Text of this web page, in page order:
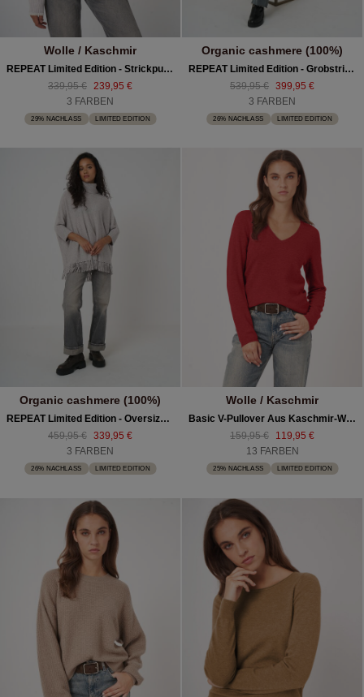
Wolle / Kaschmir
REPEAT Limited Edition - Strickpullover Mit Häkeldetails
339,95 €
239,95 €
3 FARBEN
29% NACHLASS LIMITED EDITION
Organic cashmere (100%)
REPEAT Limited Edition - Grobstrickpullover Aus Kaschmir
539,95 € 399,95 €
3 FARBEN
26% NACHLASS LIMITED EDITION
Organic cashmere (100%)
REPEAT Limited Edition - Oversized Kaschmirponcho
459,95 € 339,95 €
3 FARBEN
26% NACHLASS LIMITED EDITION
Wolle / Kaschmir
Basic V-Pullover Aus Kaschmir-Woll-Mischung
159,95 €
119,95 €
13 FARBEN
25% NACHLASS LIMITED EDITION